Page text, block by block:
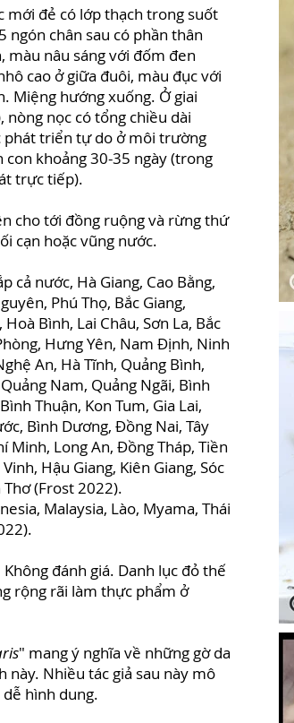
mới đẻ có lớp thạch trong suốt
ngón chân sau có phần thân
màu nâu sáng với đốm đen
cao ở giữa đuôi, màu đục với
Miệng hướng xuống. Ở giai
nòng nọc có tổng chiều dài
phát triển tự do ở môi trường
khoảng 30-35 ngày (trong
trực tiếp).
cho tới đồng ruộng và rừng thứ
cạn hoặc vũng nước.
cả nước, Hà Giang, Cao Bằng,
Phú Thọ, Bắc Giang,
Bình, Lai Châu, Sơn La, Bắc
Hưng Yên, Nam Định, Ninh
An, Hà Tĩnh, Quảng Bình,
Nam, Quảng Ngãi, Bình
Thuận, Kon Tum, Gia Lai,
Bình Dương, Đồng Nai, Tây
Minh, Long An, Đồng Tháp, Tiền
Hậu Giang, Kiên Giang, Sóc
Thơ (Frost 2022).
Malaysia, Lào, Myama, Thái
đánh giá. Danh lục đỏ thế
rộng rãi làm thực phẩm ở
" mang ý nghĩa về những gờ da
này. Nhiều tác giả sau này mô
hình dung.